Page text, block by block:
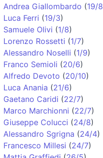
Andrea Giallombardo (19/8
Luca Ferri (19/3)
Samuele Olivi (1/8)
Lorenzo Rossetti (1/7)
Alessandro Noselli (1/9)
Franco Semioli (20/6)
Alfredo Devoto (20/10)
Luca Anania (21/6)
Gaetano Caridi (22/7)
Marco Marchionni (22/7)
Giuseppe Colucci (24/8)
Alessandro Sgrigna (24/4)
Francesco Millesi (24/7)